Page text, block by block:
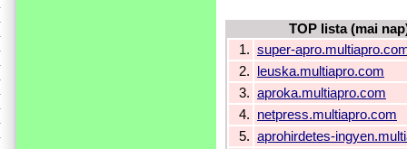
TOP lista (mai
1. super-
2.
leuska.multiapro.com
3. aproka.multiapro.com
4.
netpress.multiapro.com
5. aprohirdetes-